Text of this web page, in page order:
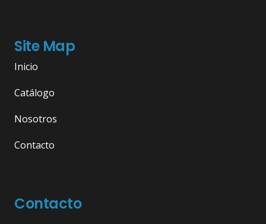
Site Map
Inicio
Catálogo
Nosotros
Contacto
Contacto